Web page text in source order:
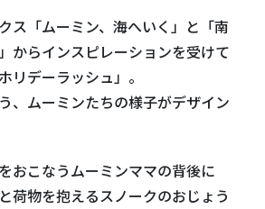
ス「ムーミン、海へいく」と「南
からインスピレーションを受けて
リデーラッシュ」。
、ムーミンたちの様子がデザイン
おこなうムーミンママの背後に
荷物を抱えるスノークのおじょう